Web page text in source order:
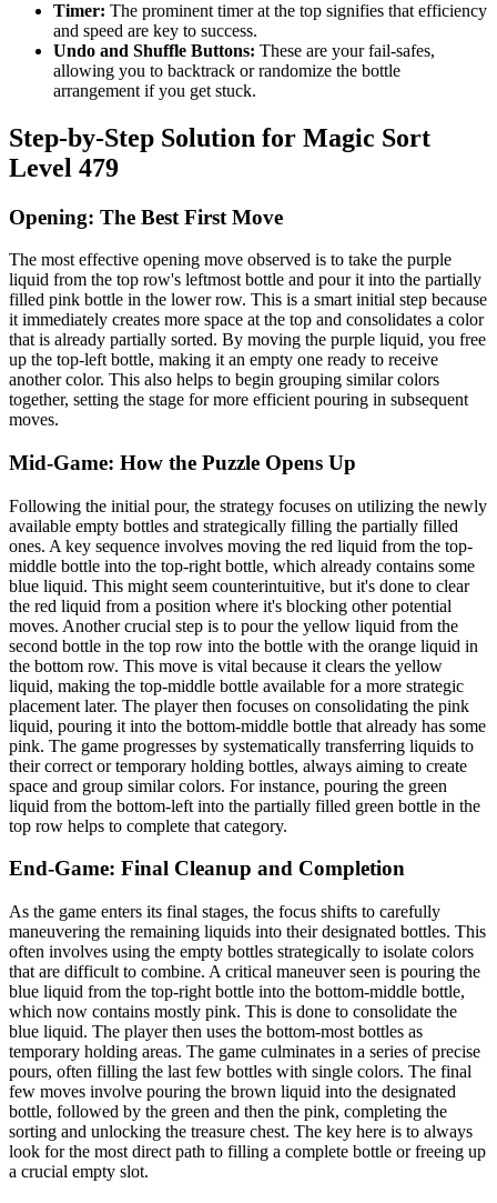
Timer: The prominent timer at the top signifies that efficiency
and speed are key to success.
Undo and Shuffle Buttons: These are your fail-safes,
allowing you to backtrack or randomize the bottle
arrangement if you get stuck.
Step-by-Step Solution for Magic Sort
Level 479
Opening: The Best First Move
The most effective opening move observed is to take the purple
liquid from the top row's leftmost bottle and pour it into the partially
filled pink bottle in the lower row. This is a smart initial step because
it immediately creates more space at the top and consolidates a color
that is already partially sorted. By moving the purple liquid, you free
up the top-left bottle, making it an empty one ready to receive
another color. This also helps to begin grouping similar colors
together, setting the stage for more efficient pouring in subsequent
moves.
Mid-Game: How the Puzzle Opens Up
Following the initial pour, the strategy focuses on utilizing the newly
available empty bottles and strategically filling the partially filled
ones. A key sequence involves moving the red liquid from the top-
middle bottle into the top-right bottle, which already contains some
blue liquid. This might seem counterintuitive, but it's done to clear
the red liquid from a position where it's blocking other potential
moves. Another crucial step is to pour the yellow liquid from the
second bottle in the top row into the bottle with the orange liquid in
the bottom row. This move is vital because it clears the yellow
liquid, making the top-middle bottle available for a more strategic
placement later. The player then focuses on consolidating the pink
liquid, pouring it into the bottom-middle bottle that already has some
pink. The game progresses by systematically transferring liquids to
their correct or temporary holding bottles, always aiming to create
space and group similar colors. For instance, pouring the green
liquid from the bottom-left into the partially filled green bottle in the
top row helps to complete that category.
End-Game: Final Cleanup and Completion
As the game enters its final stages, the focus shifts to carefully
maneuvering the remaining liquids into their designated bottles. This
often involves using the empty bottles strategically to isolate colors
that are difficult to combine. A critical maneuver seen is pouring the
blue liquid from the top-right bottle into the bottom-middle bottle,
which now contains mostly pink. This is done to consolidate the
blue liquid. The player then uses the bottom-most bottles as
temporary holding areas. The game culminates in a series of precise
pours, often filling the last few bottles with single colors. The final
few moves involve pouring the brown liquid into the designated
bottle, followed by the green and then the pink, completing the
sorting and unlocking the treasure chest. The key here is to always
look for the most direct path to filling a complete bottle or freeing up
a crucial empty slot.